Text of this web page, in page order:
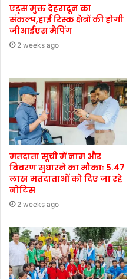
एड्स मुक्त देहरादून का
संकल्प,हाई रिस्क क्षेत्रों की होगी
जीआईएस मैपिंग
2 weeks ago
मतदाता सूची में नाम और
विवरण सुधारने का मौकाः 5.47
लाख मतदाताओं को दिए जा रहे
नोटिस
2 weeks ago